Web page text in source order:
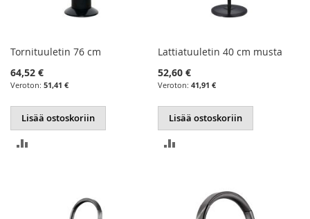
Tornituuletin 76 cm
64,52 €
51,41 €
Lisää ostoskoriin
Lattiatuuletin 40 cm musta
52,60 €
41,91 €
Lisää ostoskoriin